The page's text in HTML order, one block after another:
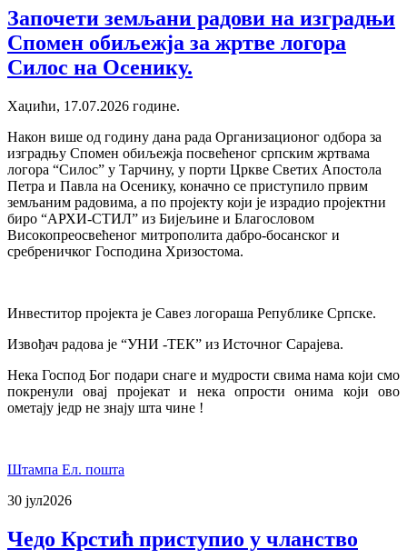
Започети земљани радови на изградњи
Спомен обиљежја за жртве логора
Силос на Осенику.
Хаџићи, 17.07.2026 године.
Након више од годину дана рада Организационог одбора за
изградњу Спомен обиљежја посвећеног српским жртвама
логора “Силос” у Тарчину, у порти Цркве Светих Апостола
Петра и Павла на Осенику, коначно се приступило првим
земљаним радовима, а по пројекту који је израдио пројектни
биро “АРХИ-СТИЛ” из Бијељине и Благословом
Високопреосвећеног митрополита дабро-босанског и
сребреничког Господина Хризостома.
Инвеститор пројекта је Савез логораша Републике Српске.
Извођач радова је “УНИ -ТЕК” из Источног Сарајева.
Нека Господ Бог подари снаге и мудрости свима нама који смо
покренули овај пројекат и нека опрости онима који ово
ометају једр не знају шта чине !
Штампа Ел. пошта
30 јул2026
Чедо Крстић приступио у чланство